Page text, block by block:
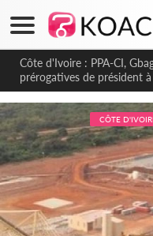
Côte d'Ivoire : PPA-CI,
prérogatives de président
politique ?
CÔTE